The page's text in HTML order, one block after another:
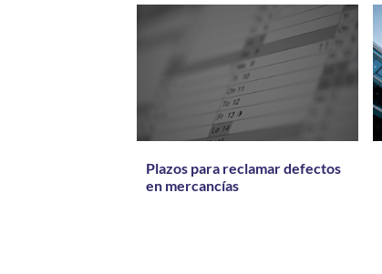
Plazos para reclamar defectos
en mercancías